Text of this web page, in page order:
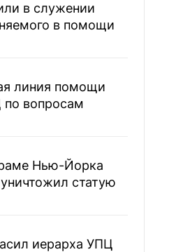
в служении
в помощи
линия помощи
вопросам
Нью-Йорка
статую
иерарха УПЦ